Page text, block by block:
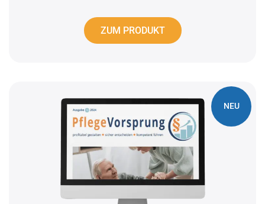
ZUM PRODUKT
NEU